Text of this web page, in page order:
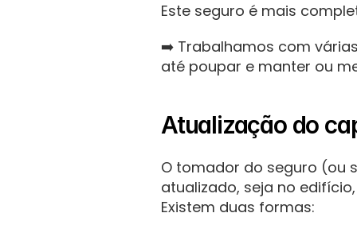
Este seguro é mais
➡️ Trabalhamos com
até poupar e manter ou
Atualização do
O tomador do seguro (ou
atualizado, seja no
Existem duas formas: